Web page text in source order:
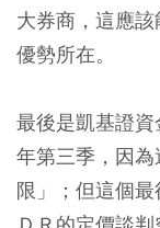
大券商，這應
優勢所在。
最後是凱基證
年第三季，因
限」；但這個